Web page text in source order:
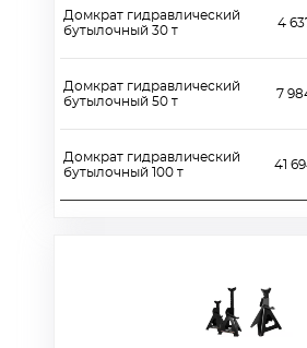
Домкрат гидравлический
бутылочный 30 т
Домкрат гидравлический
бутылочный 50 т
Домкрат гидравлический
бутылочный 100 т
4
7
41